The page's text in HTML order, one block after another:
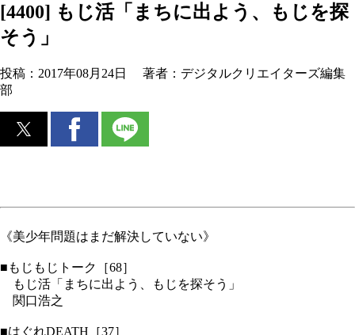
[4400] もじ活「まちに出よう、もじを探
そう」
投稿： 2017年08月24日 著者： デジタルクリエイターズ編集
部
《美少年問題はまだ解決していない》
■もじもじトーク［68］
もじ活「まちに出よう、もじを探そう」
関口浩之
■はぐれDEATH［37］